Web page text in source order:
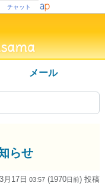
チャット
メール
らせ
月17日 03:57 (1970日前) 投稿